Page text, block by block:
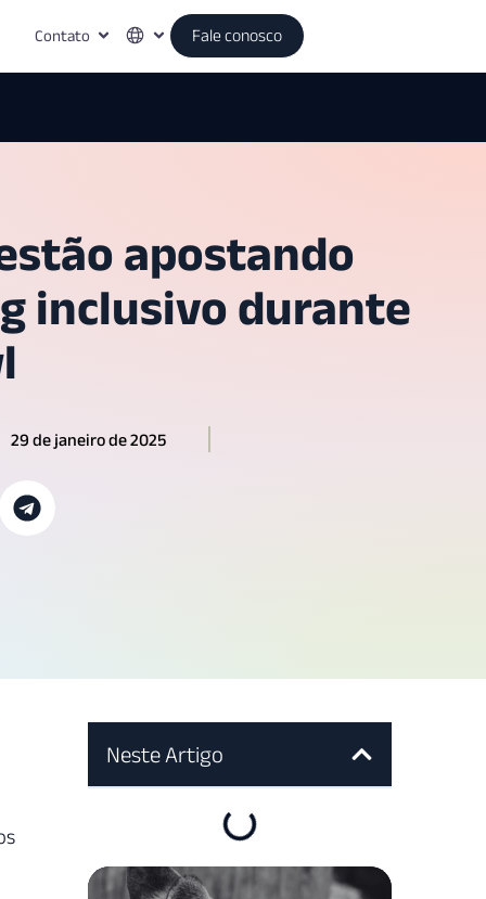
Contato Fale conosco
apostando
inclusivo durante
29 de janeiro de 2025
Neste Artigo